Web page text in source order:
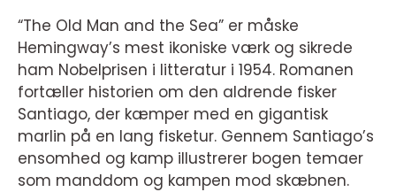
“The Old Man and the Sea” er måske
Hemingway’s mest ikoniske værk og sikrede
ham Nobelprisen i litteratur i 1954. Romanen
fortæller historien om den aldrende fisker
Santiago, der kæmper med en gigantisk
marlin på en lang fisketur. Gennem Santiago’s
ensomhed og kamp illustrerer bogen temaer
som manddom og kampen mod skæbnen.